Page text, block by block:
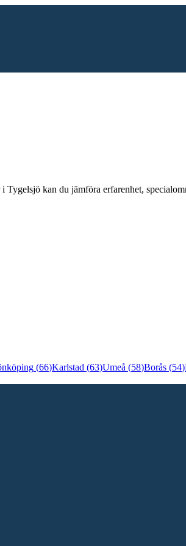
i Tygelsjö kan du jämföra erfarenhet,
(66)Karlstad (63)Umeå (58)Borås (54)